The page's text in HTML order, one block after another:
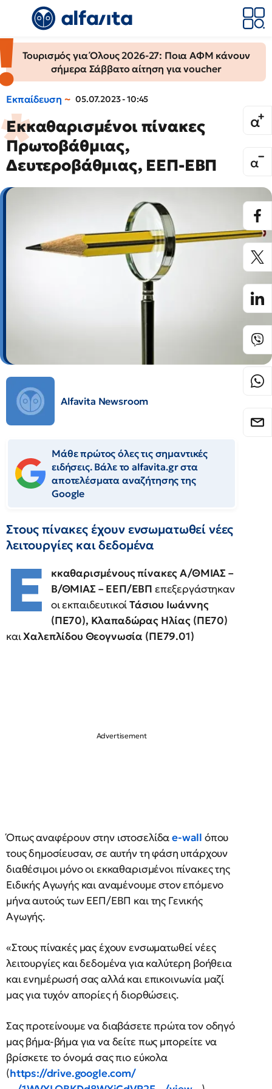
Τουρισμός για Όλους 2026-27: Ποια ΑΦΜ κάνουν
σήμερα Σάββατο αίτηση για voucher
Εκπαίδευση 05.07.2023 - 10:45
Εκκαθαρισμένοι πίνακες
Πρωτοβάθμιας,
Δευτεροβάθμιας, ΕΕΠ-ΕΒΠ
Alfavita Newsroom
Μάθε πρώτος όλες τις σημαντικές
ειδήσεις. Βάλε το alfavita.gr στα
αποτελέσματα αναζήτησης της
Google
Στους πίνακες έχουν ενσωματωθεί νέες
λειτουργίες και δεδομένα
E
κκαθαρισμένους πίνακες Α/ΘΜΙΑΣ –
Β/ΘΜΙΑΣ – ΕΕΠ/ΕΒΠ επεξεργάστηκαν
οι εκπαιδευτικοίΤάσιου Ιωάννης
(ΠΕ70), Κλαπαδώρας Ηλίας (ΠΕ70)
καιΧαλεπλίδου Θεογνωσία (ΠΕ79.01)
Όπως αναφέρουνστην ιστοσελίδαe-wall όπου
τους δημοσίευσαν, σε αυτήν τη φάση υπάρχουν
διαθέσιμοι μόνο οι εκκαθαρισμένοι πίνακες της
Ειδικής Αγωγής και αναμένουμε στον επόμενο
μήνα αυτούς των ΕΕΠ/ΕΒΠ και της Γενικής
Αγωγής.
«Στους πίνακές μας έχουν ενσωματωθεί νέες
λειτουργίες και δεδομένα για καλύτερη βοήθεια
και ενημέρωσή σας αλλά και επικοινωνία μαζί
μας για τυχόν απορίες ή διορθώσεις.
Σας προτείνουμε να διαβάσετε πρώτα τον οδηγό
μας βήμα-βήμα για να δείτε πως μπορείτε να
βρίσκετε το όνομά σας πιο εύκολα
(https://drive.google.com/